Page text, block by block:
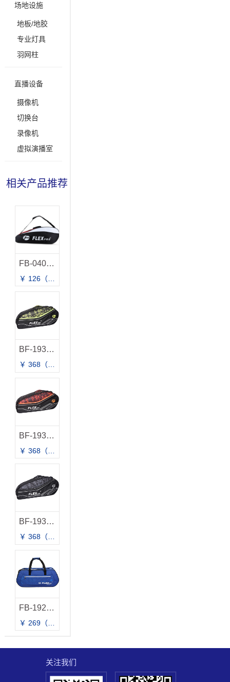
场地设施
地板/地胶
专业灯具
羽网柱
直播设备
摄像机
切换台
录像机
虚拟演播室
相关产品推荐
FB-040 拍包
￥ 126（建议零售价）
BF-193BY 拍包
￥ 368（建议零售价）
BF-193BR 拍包
￥ 368（建议零售价）
BF-193BG 拍包
￥ 368（建议零售价）
FB-1922 方包
￥ 269（建议零售价）
关注我们